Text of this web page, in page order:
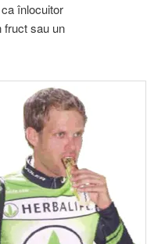
înlocuitor
fruct sau un